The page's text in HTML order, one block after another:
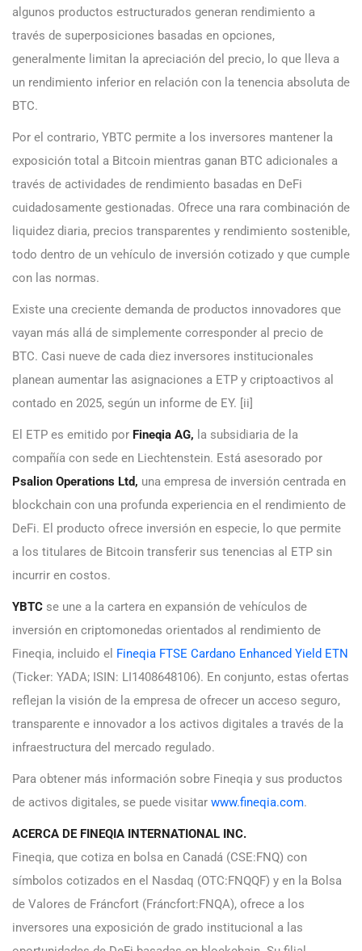
algunos productos estructurados generan rendimiento a
través de superposiciones basadas en opciones,
generalmente limitan la apreciación del precio, lo que lleva a
un rendimiento inferior en relación con la tenencia absoluta de
BTC.
Por el contrario, YBTC permite a los inversores mantener la
exposición total a Bitcoin mientras ganan BTC adicionales a
través de actividades de rendimiento basadas en DeFi
cuidadosamente gestionadas. Ofrece una rara combinación de
liquidez diaria, precios transparentes y rendimiento sostenible,
todo dentro de un vehículo de inversión cotizado y que cumple
con las normas.
Existe una creciente demanda de productos innovadores que
vayan más allá de simplemente corresponder al precio de
BTC. Casi nueve de cada diez inversores institucionales
planean aumentar las asignaciones a ETP y criptoactivos al
contado en 2025, según un informe de EY. [ii]
El ETP es emitido por Fineqia AG, la subsidiaria de la
compañía con sede en Liechtenstein. Está asesorado por
Psalion Operations Ltd, una empresa de inversión centrada en
blockchain con una profunda experiencia en el rendimiento de
DeFi. El producto ofrece inversión en especie, lo que permite
a los titulares de Bitcoin transferir sus tenencias al ETP sin
incurrir en costos.
YBTC se une a la cartera en expansión de vehículos de
inversión en criptomonedas orientados al rendimiento de
Fineqia, incluido el Fineqia FTSE Cardano Enhanced Yield ETN
(Ticker: YADA; ISIN: LI1408648106). En conjunto, estas ofertas
reflejan la visión de la empresa de ofrecer un acceso seguro,
transparente e innovador a los activos digitales a través de la
infraestructura del mercado regulado.
Para obtener más información sobre Fineqia y sus productos
de activos digitales, se puede visitar www.fineqia.com.
ACERCA DE FINEQIA INTERNATIONAL INC.
Fineqia, que cotiza en bolsa en Canadá (CSE:FNQ) con
símbolos cotizados en el Nasdaq (OTC:FNQQF) y en la Bolsa
de Valores de Fráncfort (Fráncfort:FNQA), ofrece a los
inversores una exposición de grado institucional a las